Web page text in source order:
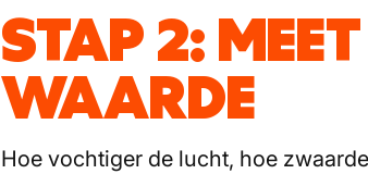
STAP 2:
WAARDE
Hoe vochtiger de lucht, hoe